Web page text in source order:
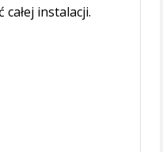
instalacji.